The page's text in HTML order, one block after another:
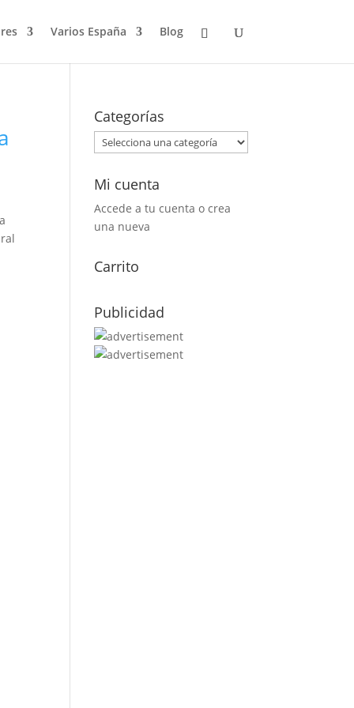
Varios España Blog
Categorías
Mi cuenta
Accede a tu cuenta o crea
una nueva
Carrito
Publicidad